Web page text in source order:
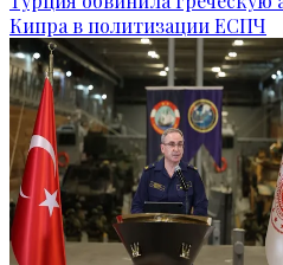
Кипра в политизации ЕСПЧ